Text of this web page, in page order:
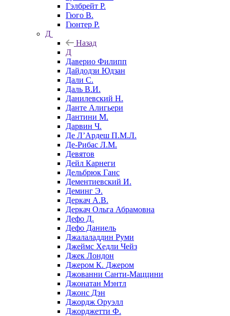
Гэлбрейт Р.
Гюго В.
Гюнтер Р.
Д
Назад
Д
Даверио Филипп
Дайдодзи Юдзан
Дали С.
Даль В.И.
Данилевский Н.
Данте Алигьери
Дантини М.
Дарвин Ч.
Де Л’Ардеш П.М.Л.
Де-Рибас Л.М.
Девятов
Дейл Карнеги
Дельбрюк Ганс
Дементиевский И.
Деминг Э.
Деркач А.В.
Деркач Ольга Абрамовна
Дефо Д.
Дефо Даниель
Джалаладдин Руми
Джеймс Хедли Чейз
Джек Лондон
Джером К. Джером
Джованни Санти-Маццини
Джонатан Мэнтл
Джонс Дэн
Джордж Оруэлл
Джорджетти Ф.